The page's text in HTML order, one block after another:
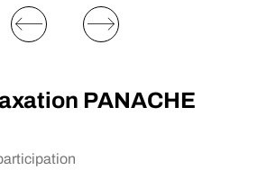
PANACHE